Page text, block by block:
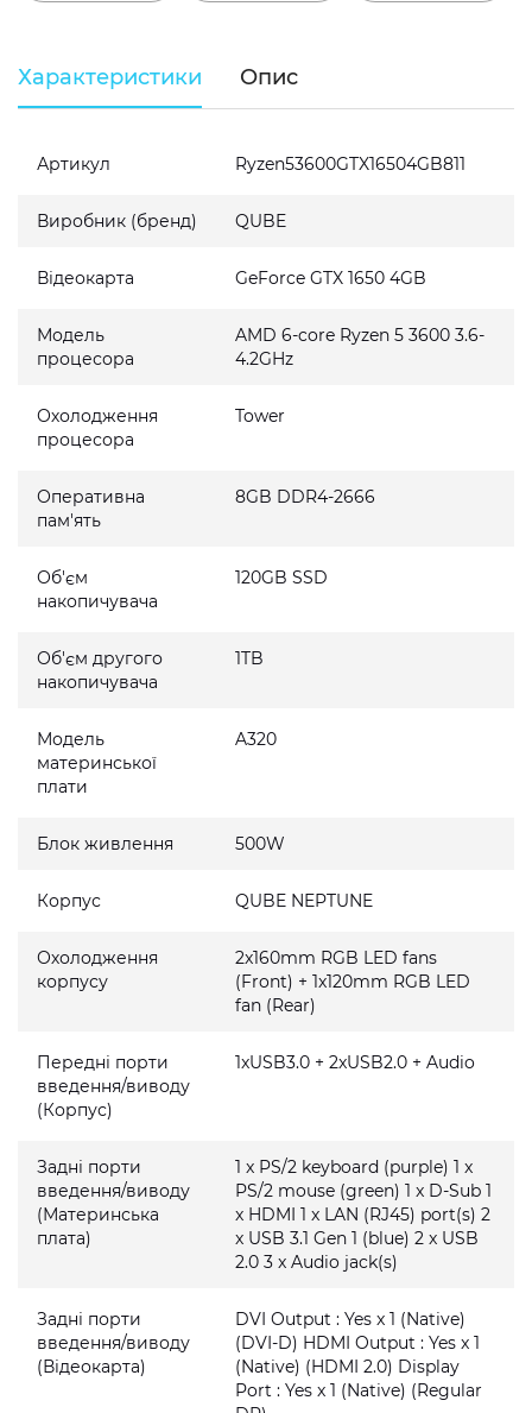
Характеристики Опис
Артикул Ryzen53600GTX16504GB811
Виробник (бренд) QUBE
Відеокарта GeForce GTX 1650 4GB
Модель
процесора
AMD 6-core Ryzen 5 3600 3.6-
4.2GHz
Охолодження
процесора
Tower
Оперативна
пам'ять
8GB DDR4-2666
Об'єм
накопичувача
120GB SSD
Об'єм другого
накопичувача
1TB
Модель
материнської
плати
A320
Блок живлення 500W
Корпус QUBE NEPTUNE
Охолодження
корпусу
2x160mm RGB LED fans
(Front) + 1x120mm RGB LED
fan (Rear)
Передні порти
введення/виводу
(Корпус)
1xUSB3.0 + 2xUSB2.0 + Audio
Задні порти
введення/виводу
(Материнська
плата)
1 x PS/2 keyboard (purple) 1 x
PS/2 mouse (green) 1 x D-Sub 1
x HDMI 1 x LAN (RJ45) port(s) 2
x USB 3.1 Gen 1 (blue) 2 x USB
2.0 3 x Audio jack(s)
Задні порти
введення/виводу
(Відеокарта)
DVI Output : Yes x 1 (Native)
(DVI-D) HDMI Output : Yes x 1
(Native) (HDMI 2.0) Display
Port : Yes x 1 (Native) (Regular